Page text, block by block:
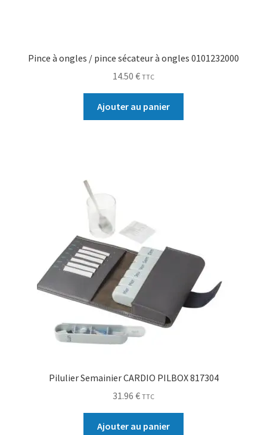
Pince à ongles / pince sécateur à ongles 0101232000
14.50 € TTC
Ajouter au panier
Pilulier Semainier CARDIO PILBOX 817304
31.96 € TTC
Ajouter au panier